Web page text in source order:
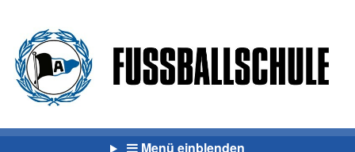
Menü einblenden